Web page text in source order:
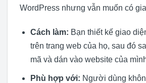
WordPress nhưng vẫn muốn có
Cách làm: Bạn thiết kế giao
trên trang web của họ, sau đó
mã và dán vào website của
Phù hợp với: Người dùng